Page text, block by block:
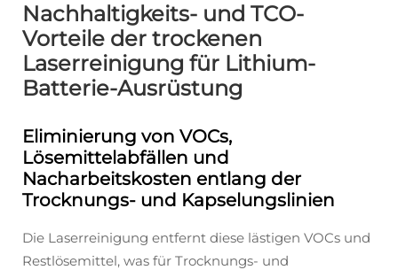
Nachhaltigkeits- und TCO-
Vorteile der trockenen
Laserreinigung für Lithium-
Batterie-Ausrüstung
Eliminierung von VOCs,
Lösemittelabfällen und
Nacharbeitskosten entlang der
Trocknungs- und Kapselungslinien
Die Laserreinigung entfernt diese lästigen VOCs und
Restlösemittel, was für Trocknungs- und